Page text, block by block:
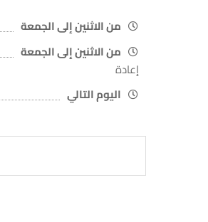
من الاثنين إلى الجمعة
من الاثنين إلى الجمعة
إعادة
اليوم التالي